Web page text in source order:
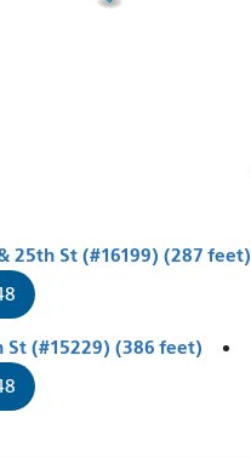
25th St (#16199) (287 feet)
St (#15229) (386 feet)